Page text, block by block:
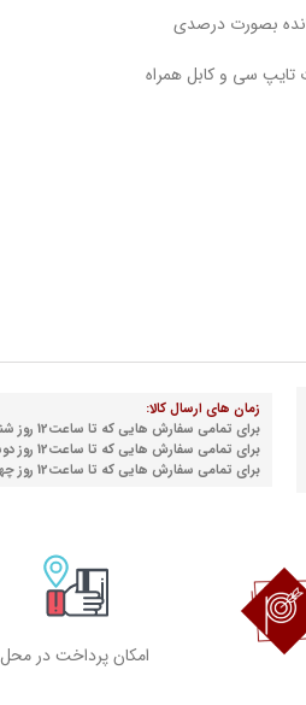
زمان های ارسال کالا:
برای تمامی سفارش هایی که تا ساعت12 روز شنبه نهایی می شوند
برای تمامی سفارش هایی که تا ساعت12 روز دوشنبه نهایی می شوند
برای تمامی سفارش هایی که تا ساعت12 روز چهارشنبه نهایی می شوند
امکان پرداخت در محل